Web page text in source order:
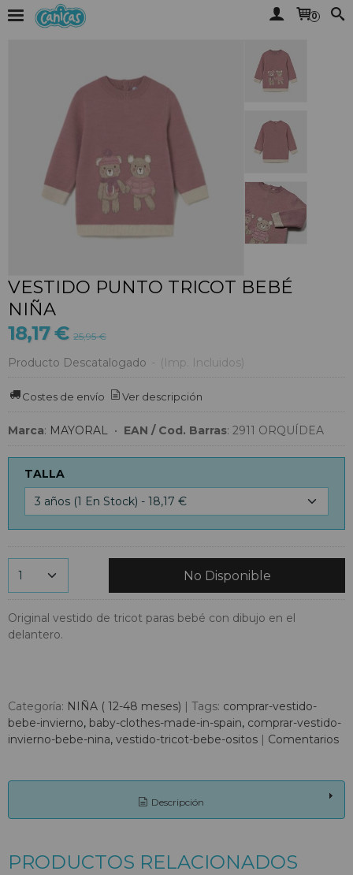
0
VESTIDO PUNTO TRICOT BEBÉ
NIÑA
18,17 € 25,95 €
Producto Descatalogado - (Imp. Incluidos)
Costes de envío Ver descripción
Marca: MAYORAL • EAN / Cod. Barras: 2911 ORQUÍDEA
TALLA
No Disponible
Original vestido de tricot paras bebé con dibujo en el
delantero.
Categoría: NIÑA ( 12-48 meses) Tags: comprar-vestido-
bebe-invierno baby-clothes-made-in-spain comprar-vestido-
invierno-bebe-nina vestido-tricot-bebe-ositos Comentarios
Descripción
PRODUCTOS RELACIONADOS